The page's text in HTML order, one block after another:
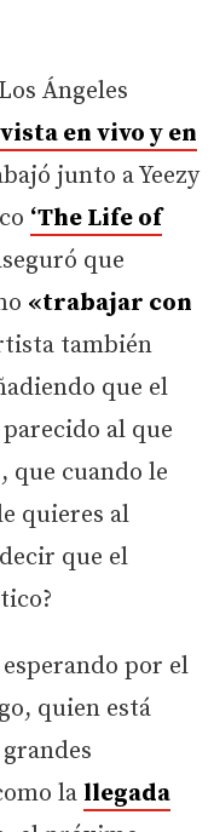
Ángeles
en vivo y en
junto a Yeezy
‘The Life of
que
«trabajar con
también
que el
al que
que cuando le
quieres al
que el
por el
quien está
la llegada